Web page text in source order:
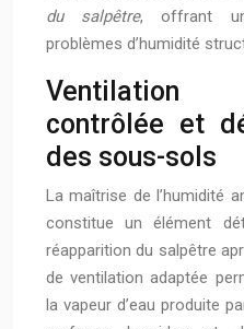
du salpêtre, offrant
problèmes d’humidité
contrôlée et
des sous-sols
La maîtrise de l’humidité
constitue un élément
réapparition du salpêtre
de ventilation adaptée
la vapeur d’eau produite